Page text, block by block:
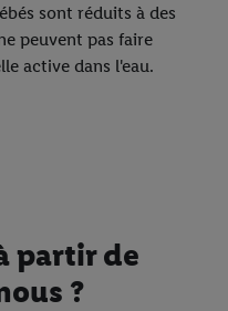
sont réduits à des
peuvent pas faire
active dans l'eau.
partir de
?